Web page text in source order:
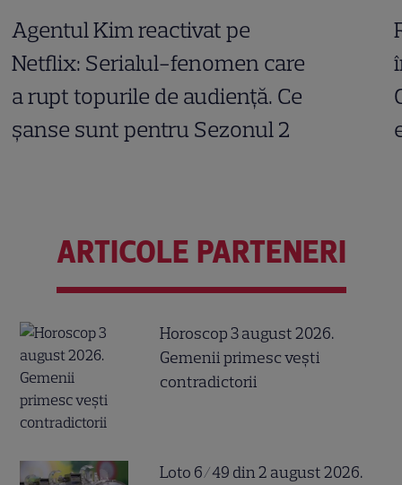
Agentul Kim reactivat pe
Netflix: Serialul-fenomen care
a rupt topurile de audiență. Ce
șanse sunt pentru Sezonul 2
ARTICOLE PARTENERI
Horoscop 3 august 2026.
Gemenii primesc vești
contradictorii
Loto 6/49 din 2 august 2026.